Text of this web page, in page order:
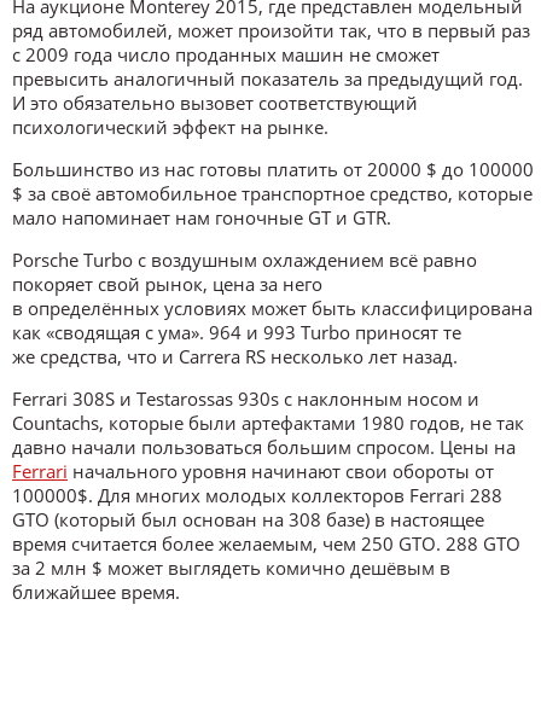
На аукционе Monterey 2015, где представлен модельный
ряд автомобилей, может произойти так, что в первый раз
с 2009 года число проданных машин не сможет
превысить аналогичный показатель за предыдущий год.
И это обязательно вызовет соответствующий
психологический эффект на рынке.
Большинство из нас готовы платить от 20000 $ до 100000
$ за своё автомобильное транспортное средство, которые
мало напоминает нам гоночные GT и GTR.
Porsche Turbo с воздушным охлаждением всё равно
покоряет свой рынок, цена за него
в определённых условиях может быть классифицирована
как «сводящая с ума». 964 и 993 Turbo приносят те
же средства, что и Carrera RS несколько лет назад.
Ferrari 308S и Testarossas 930s с наклонным носом и
Countachs, которые были артефактами 1980 годов, не так
давно начали пользоваться большим спросом. Цены на
Ferrari начального уровня начинают свои обороты от
100000$. Для многих молодых коллекторов Ferrari 288
GTO (который был основан на 308 базе) в настоящее
время считается более желаемым, чем 250 GTO. 288 GTO
за 2 млн $ может выглядеть комично дешёвым в
ближайшее время.